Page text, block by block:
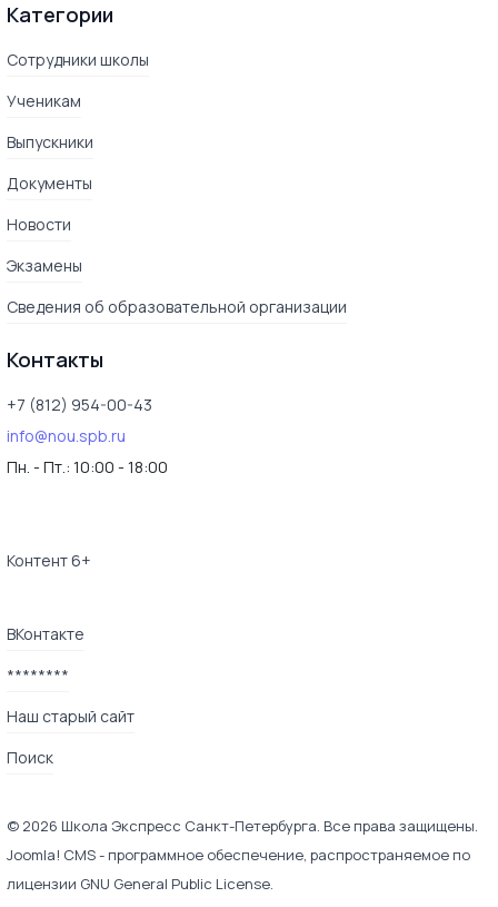
Категории
Сотрудники школы
Ученикам
Выпускники
Документы
Новости
Экзамены
Сведения об образовательной организации
Контакты
+7 (812) 954-00-43
info@nou.spb.ru
Пн. - Пт.: 10:00 - 18:00
Контент 6+
ВКонтакте
********
Наш старый сайт
Поиск
© 2026 Школа Экспресс Санкт-Петербурга. Все права защищены.
Joomla! CMS- программное обеспечение, распространяемое по
лицензии GNU General Public License.